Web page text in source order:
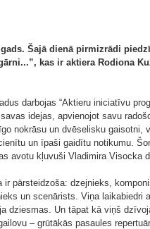
Šajā dienā pirmizrādi
kas ir aktiera Rodiona
darbojas “Aktieru iniciatīvu
idejas, apvienojot savu
nokrāsu un dvēselisku gaisotni,
un īpaši gaidītu notikumu.
avotu kļuvuši Vladimira Visocka
ir pārsteidzoša: dzejnieks,
un scenārists. Viņa laikabiedri
dziesmas. Un tāpat kā viņš
– grūtākās pasaules